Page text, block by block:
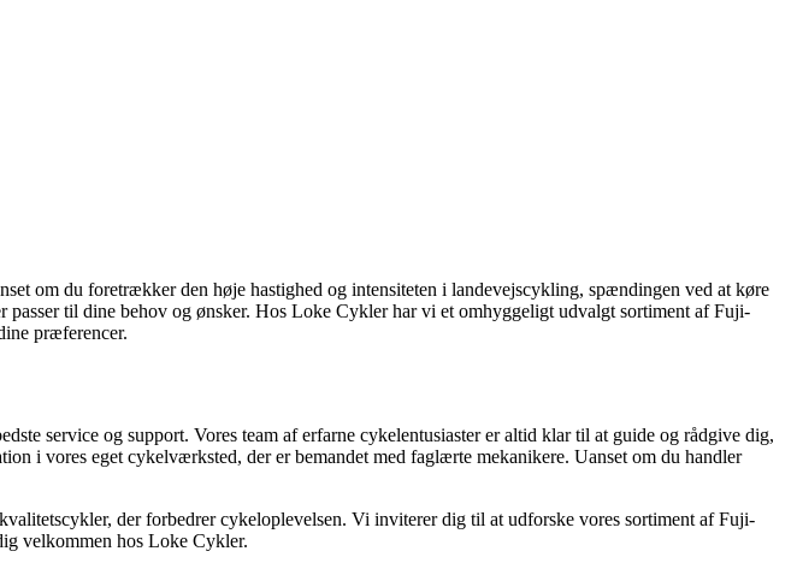
om du foretrækker den høje hastighed og intensiteten i landevejscykling, spændingen ved at køre
til dine behov og ønsker. Hos Loke Cykler har vi et omhyggeligt udvalgt sortiment af Fuji-
præferencer.
service og support. Vores team af erfarne cykelentusiaster er altid klar til at guide og rådgive dig,
i vores eget cykelværksted, der er bemandet med faglærte mekanikere. Uanset om du handler
der forbedrer cykeloplevelsen. Vi inviterer dig til at udforske vores sortiment af Fuji-
velkommen hos Loke Cykler.